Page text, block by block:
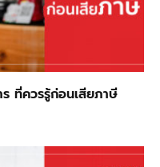
ที่ควรรู้ก่อนเสียภาษี